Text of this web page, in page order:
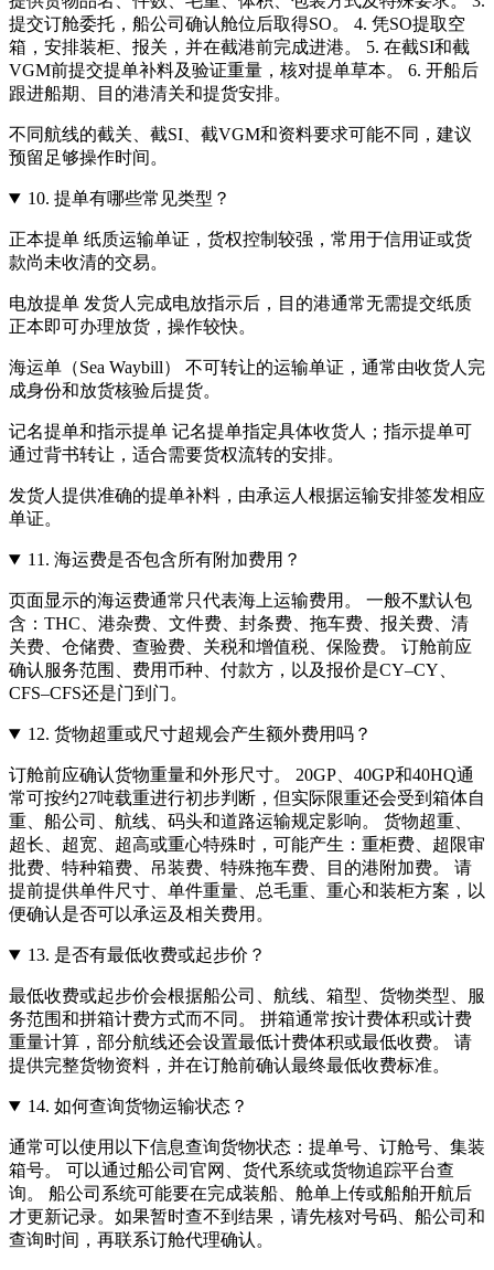
提交订舱委托，船公司确认舱位后取得SO。 4. 凭SO提取空
箱，安排装柜、报关，并在截港前完成进港。 5. 在截SI和截
VGM前提交提单补料及验证重量，核对提单草本。 6. 开船后
跟进船期、目的港清关和提货安排。
不同航线的截关、截SI、截VGM和资料要求可能不同，建议
预留足够操作时间。
10. 提单有哪些常见类型？
正本提单 纸质运输单证，货权控制较强，常用于信用证或货
款尚未收清的交易。
电放提单 发货人完成电放指示后，目的港通常无需提交纸质
正本即可办理放货，操作较快。
海运单（Sea Waybill） 不可转让的运输单证，通常由收货人完
成身份和放货核验后提货。
记名提单和指示提单 记名提单指定具体收货人；指示提单可
通过背书转让，适合需要货权流转的安排。
发货人提供准确的提单补料，由承运人根据运输安排签发相应
单证。
11. 海运费是否包含所有附加费用？
页面显示的海运费通常只代表海上运输费用。 一般不默认包
含：THC、港杂费、文件费、封条费、拖车费、报关费、清
关费、仓储费、查验费、关税和增值税、保险费。 订舱前应
确认服务范围、费用币种、付款方，以及报价是CY–CY、
CFS–CFS还是门到门。
12. 货物超重或尺寸超规会产生额外费用吗？
订舱前应确认货物重量和外形尺寸。 20GP、40GP和40HQ通
常可按约27吨载重进行初步判断，但实际限重还会受到箱体自
重、船公司、航线、码头和道路运输规定影响。 货物超重、
超长、超宽、超高或重心特殊时，可能产生：重柜费、超限审
批费、特种箱费、吊装费、特殊拖车费、目的港附加费。 请
提前提供单件尺寸、单件重量、总毛重、重心和装柜方案，以
便确认是否可以承运及相关费用。
13. 是否有最低收费或起步价？
最低收费或起步价会根据船公司、航线、箱型、货物类型、服
务范围和拼箱计费方式而不同。 拼箱通常按计费体积或计费
重量计算，部分航线还会设置最低计费体积或最低收费。 请
提供完整货物资料，并在订舱前确认最终最低收费标准。
14. 如何查询货物运输状态？
通常可以使用以下信息查询货物状态：提单号、订舱号、集装
箱号。 可以通过船公司官网、货代系统或货物追踪平台查
询。 船公司系统可能要在完成装船、舱单上传或船舶开航后
才更新记录。如果暂时查不到结果，请先核对号码、船公司和
查询时间，再联系订舱代理确认。